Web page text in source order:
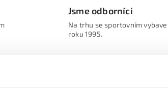
Jsme odborníci
Na trhu se sportovním
roku 1995.